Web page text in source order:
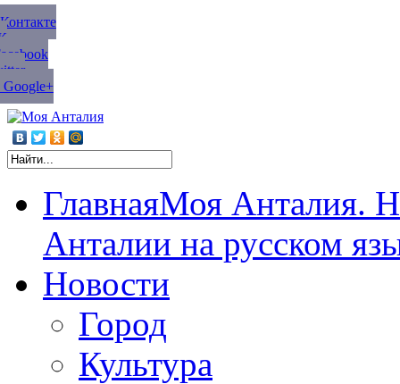
ГлавнаяМоя Анталия.
Анталии на русском
Новости
Город
Культура